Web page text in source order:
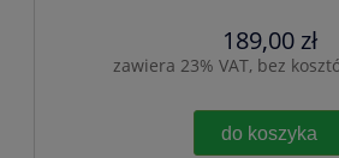
189,00 zł
zawiera 23% VAT, bez
do koszyka